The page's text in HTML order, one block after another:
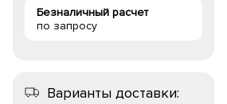
Безналичный расчет
по запросу
Варианты доставки: